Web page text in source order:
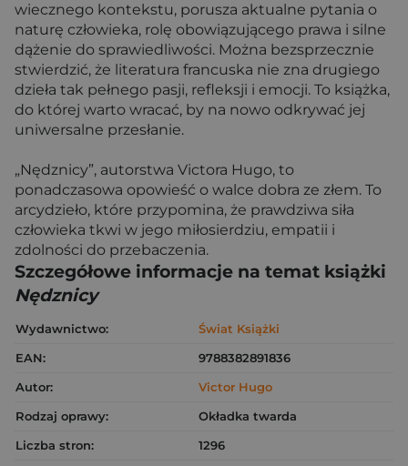
wiecznego kontekstu, porusza aktualne pytania o
naturę człowieka, rolę obowiązującego prawa i silne
dążenie do sprawiedliwości. Można bezsprzecznie
stwierdzić, że literatura francuska nie zna drugiego
dzieła tak pełnego pasji, refleksji i emocji. To książka,
do której warto wracać, by na nowo odkrywać jej
uniwersalne przesłanie.
„Nędznicy”, autorstwa Victora Hugo, to
ponadczasowa opowieść o walce dobra ze złem. To
arcydzieło, które przypomina, że prawdziwa siła
człowieka tkwi w jego miłosierdziu, empatii i
zdolności do przebaczenia.
Szczegółowe informacje na temat książki
Nędznicy
Wydawnictwo:
Świat Książki
EAN:
9788382891836
Autor:
Victor Hugo
Rodzaj oprawy:
Okładka twarda
Liczba stron:
1296